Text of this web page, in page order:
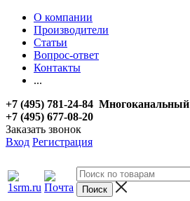
О компании
Производители
Статьи
Вопрос-ответ
Контакты
...
+7 (495) 781-24-84 Многоканальный
+7 (495) 677-08-20
Заказать звонок
Вход Регистрация